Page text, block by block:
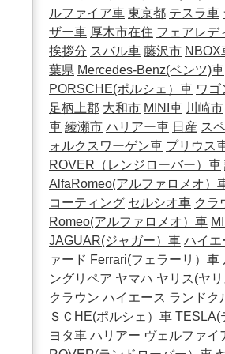
ルファイア車 東京都 テスラ車
ザー車 厚木市在住 フェアレデ
挨拶分 スバル車 藤沢市 NBOX
葉県 Mercedes-Benz(ベンツ)車
PORSCHE(ポルシェ）車 ワゴ
足柄上郡 大和市 MINI車 川崎市
車 綾瀬市 ハリアー車 日産 ス
ォルクスワーゲン車 プリウス
ROVER（レンジローバー）車
AlfaRomeo(アルファロメオ）
コーティング セルシオ車 クラ
Romeo(アルファロメオ）車
JAGUAR(ジャガー）車 ハイエ
ァード Ferrari(フェラーリ）車
ングリペア ヤマハ ヤリス(ヤリ
クラウン ハイエース ランドク
ＳＣHE(ポルシェ）車 TESLA(
ヨタ車 ハリアー ヴェルファイ